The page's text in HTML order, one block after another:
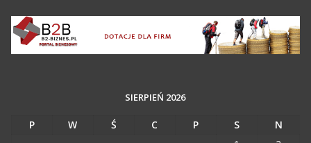
SIERPIEŃ 2026
P W Ś C P S
N